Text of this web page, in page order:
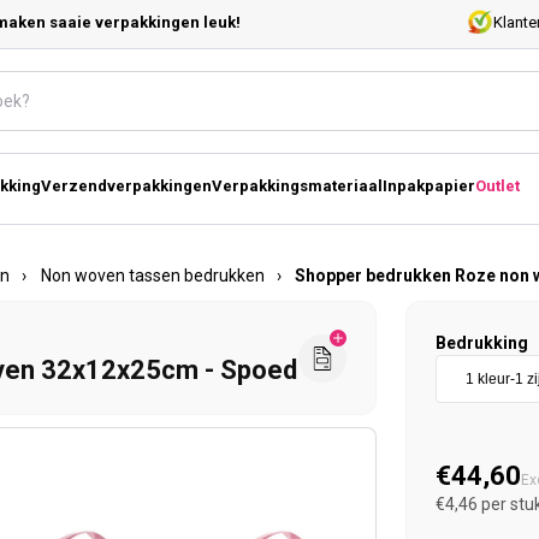
saaie verpakkingen leuk!
VerzendverpakkingenVerpakkingsmateriaal InpakpapierOutlet
› Non woven tassen bedrukken › Shopper bedrukken Roze non
32x12x25cm - Spoed
Bedrukking
€44,60
€4,46 per